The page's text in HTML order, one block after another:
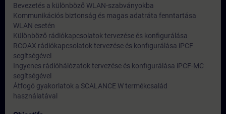
Bevezetés a különböző WLAN-szabványokba
Kommunikációs biztonság és magas adatráta fenntartása
WLAN esetén
Különböző rádiókapcsolatok tervezése és konfigurálása
RCOAX rádiókapcsolatok tervezése és konfigurálása iPCF
segítségével
Ingyenes rádióhálózatok tervezése és konfigurálása iPCF-MC
segítségével
Átfogó gyakorlatok a SCALANCE W termékcsalád
használatával